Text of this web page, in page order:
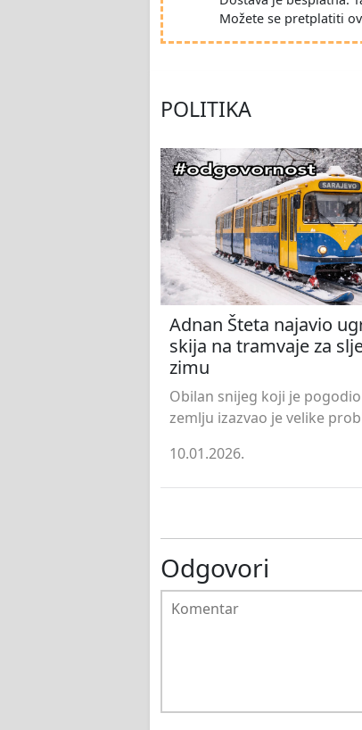
Možete se pretplatiti
POLITIKA
Adnan Šteta najavio
skija na tramvaje za
zimu
Obilan snijeg koji je
zemlju izazvao je velike
10.01.2026.
Odgovori